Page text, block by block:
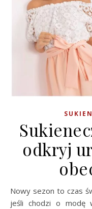
odkryj
Nowy sezon to czas
jeśli chodzi o modę